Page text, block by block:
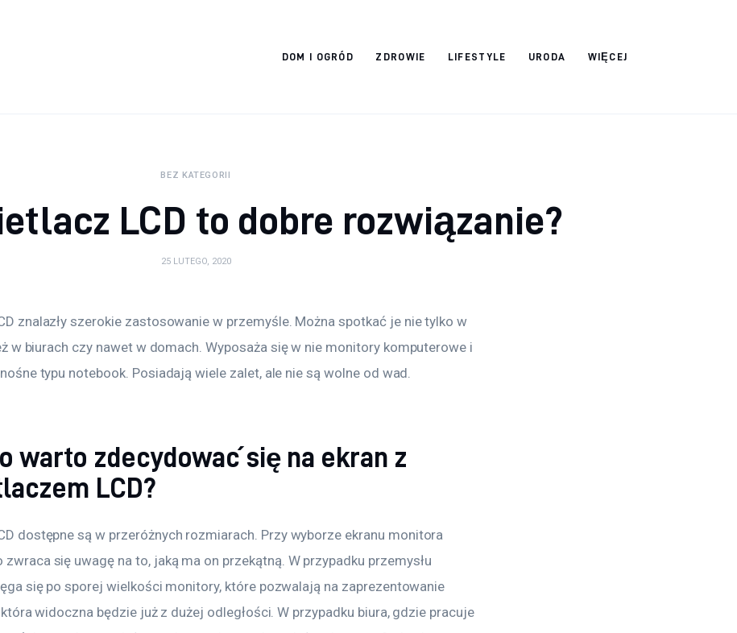
DOM I OGRÓD ZDROWIE LIFESTYLE URODA WIĘCEJ
BEZ KATEGORII
LCD to dobre rozwiązanie?
25 LUTEGO, 2020
znalazły szerokie zastosowanie w przemyśle. Można spotkać je nie tylko w
w biurach czy nawet w domach. Wyposaża się w nie monitory komputerowe i
typu notebook. Posiadają wiele zalet, ale nie są wolne od wad.
warto zdecydować się na ekran z
LCD?
dostępne są w przeróżnych rozmiarach. Przy wyborze ekranu monitora
się uwagę na to, jaką ma on przekątną. W przypadku przemysłu
się po sporej wielkości monitory, które pozwalają na zaprezentowanie
widoczna będzie już z dużej odległości. W przypadku biura, gdzie pracuje